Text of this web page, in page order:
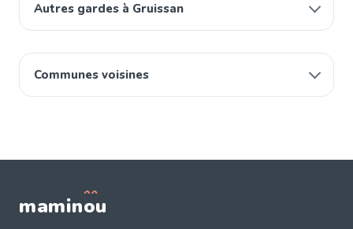
Autres gardes à Gruissan
Communes voisines
maminou